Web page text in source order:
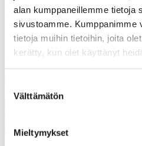
alan kumppaneillemme tietoja
sivustoamme. Kumppanimme
tietoja muihin tietoihin, joita
kerätty, kun olet käyttänyt
valinta
Välttämätön
Mieltymykset
Casemet vakiokotelosarjan Cubo E
ominaisuuksiensa ansiosta
sähköjärjestelmiä – ne ovat hyvä
tai kytkinkoteloksi. Kotelon
luokat, laaja kokovalikoima ja
erilaisia käyttö- ja
✓ Varastotuote✓ Soveltuu
Lisätiedot
Ladattavat materiaalit